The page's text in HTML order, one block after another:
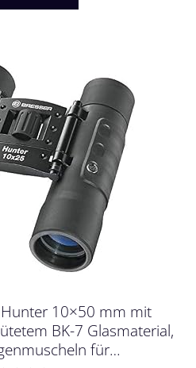
10×50 mm mit
BK-7 Glasmaterial,
für…